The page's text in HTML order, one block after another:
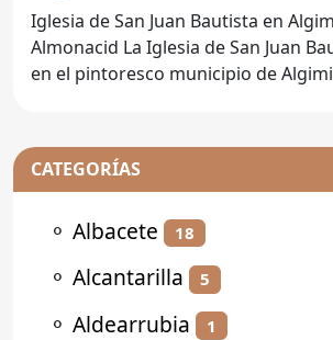
Iglesia de San Juan Bautista en
Almonacid La Iglesia de San Juan Bautista, ubicada
en el pintoresco municipio de
CATEGORÍAS
⚬ Albacete 18
⚬ Alcantarilla 5
⚬ Aldearrubia 1